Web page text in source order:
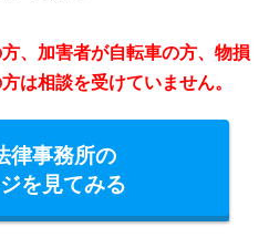
、加害者が自転車の方、物損
は相談を受けていません。
律事務所の
を見てみる